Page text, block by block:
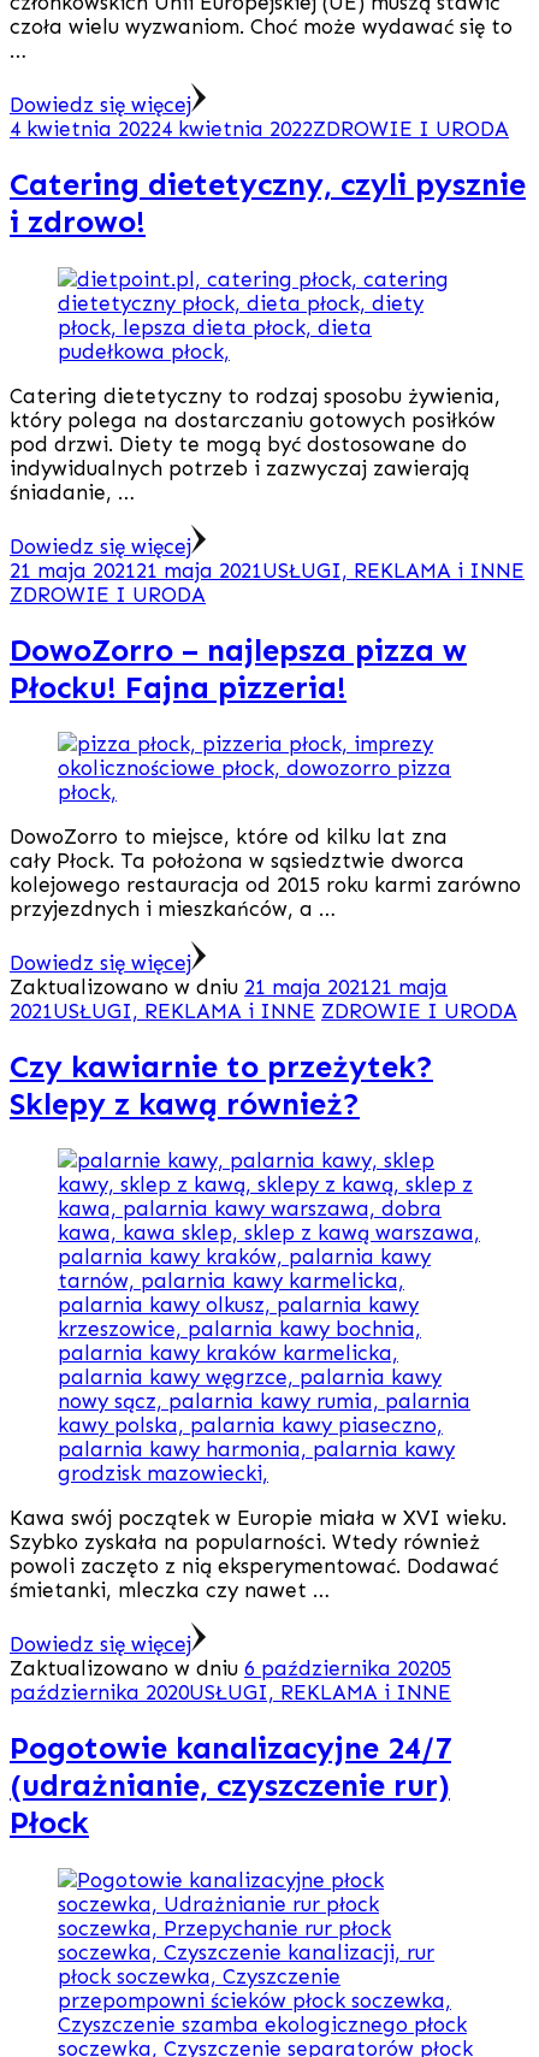
czoła wielu wyzwaniom. Choć może wydawać się to
…
Dowiedz się więcej
4 kwietnia 20224 kwietnia 2022ZDROWIE I URODA
Catering dietetyczny, czyli pysznie
i zdrowo!
Catering dietetyczny to rodzaj sposobu żywienia,
który polega na dostarczaniu gotowych posiłków
pod drzwi. Diety te mogą być dostosowane do
indywidualnych potrzeb i zazwyczaj zawierają
śniadanie, …
Dowiedz się więcej
21 maja 202121 maja 2021USŁUGI, REKLAMA i INNE
ZDROWIE I URODA
DowoZorro – najlepsza pizza w
Płocku! Fajna pizzeria!
DowoZorro to miejsce, które od kilku lat zna
cały Płock. Ta położona w sąsiedztwie dworca
kolejowego restauracja od 2015 roku karmi zarówno
przyjezdnych i mieszkańców, a …
Dowiedz się więcej
Zaktualizowano w dniu 21 maja 202121 maja
2021USŁUGI, REKLAMA i INNE ZDROWIE I URODA
Czy kawiarnie to przeżytek?
Sklepy z kawą również?
Kawa swój początek w Europie miała w XVI wieku.
Szybko zyskała na popularności. Wtedy również
powoli zaczęto z nią eksperymentować. Dodawać
śmietanki, mleczka czy nawet …
Dowiedz się więcej
Zaktualizowano w dniu 6 października 20205
października 2020USŁUGI, REKLAMA i INNE
Pogotowie kanalizacyjne 24/7
(udrażnianie, czyszczenie rur)
Płock